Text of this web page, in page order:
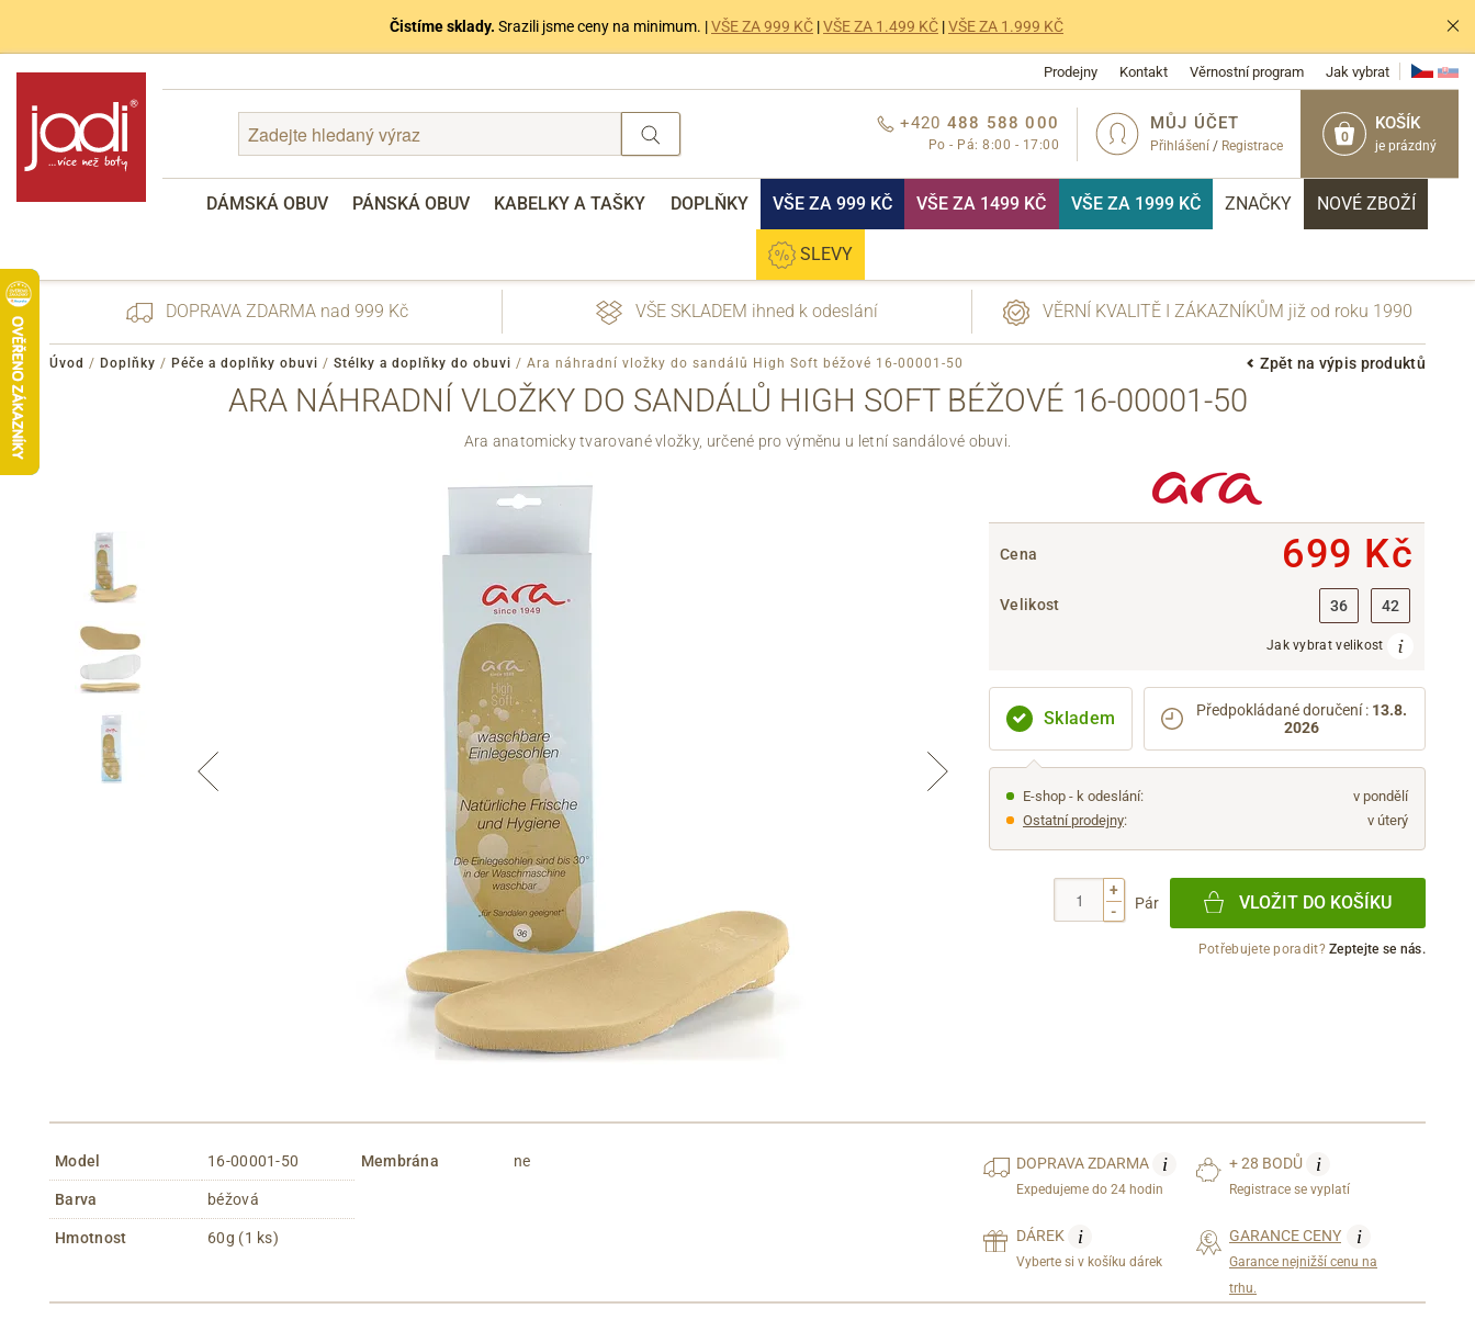
Čistíme sklady. Srazili jsme ceny na minimum. |VŠE ZA 999 KČ |VŠE ZA 1.499 KČ |VŠE ZA 1.999 KČ
Prodejny Kontakt Věrnostní program Jak vybrat
0
KOŠÍK
je prázdný
MŮJ ÚČET
Přihlášení / Registrace
+420 488 588 000
Po - Pá: 8:00 - 17:00
DÁMSKÁ OBUV PÁNSKÁ OBUV KABELKY A TAŠKY DOPLŇKY VŠE ZA 999 KČ VŠE ZA 1499 KČ VŠE ZA 1999 KČ ZNAČKY NOVÉ ZBOŽÍ
SLEVY
Zapomenuté heslo
DOPRAVA ZDARMA nad 999 Kč VŠE SKLADEM ihned k odeslání VĚRNÍ KVALITĚ I ZÁKAZNÍKŮM již od roku 1990
Zpět na výpis produktů
Úvod / Doplňky / Péče a doplňky obuvi / Stélky a doplňky do obuvi / Ara náhradní vložky do sandálů High Soft béžové 16-00001-50
ARA NÁHRADNÍ VLOŽKY DO SANDÁLŮ HIGH SOFT BÉŽOVÉ 16-00001-50
Ara anatomicky tvarované vložky, určené pro výměnu u letní sandálové obuvi.
Cena 699 Kč
Velikost 36 42
Jak vybrat velikost
Skladem Předpokládané doručení : 13.8.
2026
E-shop - k odeslání:
v pondělí
Ostatní prodejny: v úterý
+
-
Pár VLOŽIT DO KOŠÍKU
Potřebujete poradit?Zeptejte se nás.
Model 16-00001-50
Barva béžová
Hmotnost 60g (1 ks)
Membrána ne DOPRAVAZDARMA i
Expedujeme do 24 hodin
+ 28 BODŮ i
Registrace se vyplatí
DÁREK i
Vyberte si v košíku dárek
GARANCE CENY i
Garance nejnižší cenu na
trhu.